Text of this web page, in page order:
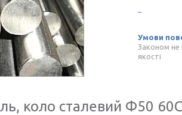
Законом не
якості
коло сталевий Ф50